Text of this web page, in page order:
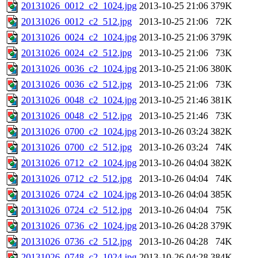
20131026_0012_c2_1024.jpg 2013-10-25 21:06 379K
20131026_0012_c2_512.jpg
2013-10-25 21:06
72K
20131026_0024_c2_1024.jpg 2013-10-25 21:06 379K
20131026_0024_c2_512.jpg
2013-10-25 21:06
73K
20131026_0036_c2_1024.jpg 2013-10-25 21:06 380K
20131026_0036_c2_512.jpg
2013-10-25 21:06
73K
20131026_0048_c2_1024.jpg 2013-10-25 21:46 381K
20131026_0048_c2_512.jpg
2013-10-25 21:46
73K
20131026_0700_c2_1024.jpg 2013-10-26 03:24 382K
20131026_0700_c2_512.jpg
2013-10-26 03:24
74K
20131026_0712_c2_1024.jpg 2013-10-26 04:04 382K
20131026_0712_c2_512.jpg
2013-10-26 04:04
74K
20131026_0724_c2_1024.jpg 2013-10-26 04:04 385K
20131026_0724_c2_512.jpg
2013-10-26 04:04
75K
20131026_0736_c2_1024.jpg 2013-10-26 04:28 379K
20131026_0736_c2_512.jpg
2013-10-26 04:28
74K